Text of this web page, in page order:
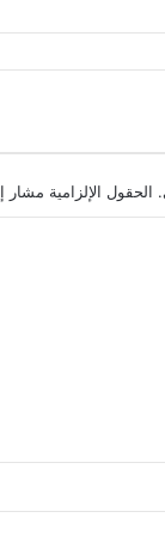
الحقول الإلزامية مشار